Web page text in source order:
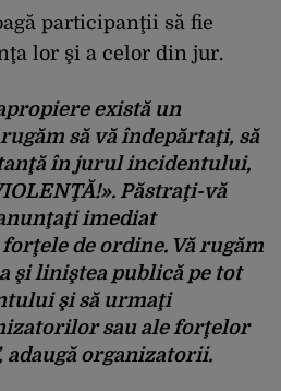
participanţii să fie
lor şi a celor din jur.
există un
să vă îndepărtaţi, să
în jurul incidentului,
Păstraţi-vă
imediat
de ordine. Vă rugăm
şi liniştea publică pe tot
şi să urmaţi
sau ale forţelor
adaugă organizatorii.